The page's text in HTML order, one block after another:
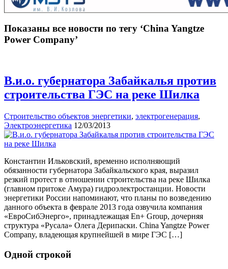
Показаны все новости по тегу ‘China Yangtze
Power Company’
В.и.о. губернатора Забайкалья против
строительства ГЭС на реке Шилка
Строительство объектов энергетики, электрогенерация,
Электроэнергетика 12/03/2013
Константин Ильковский, временно исполняющий
обязанности губернатора Забайкальского края, выразил
резкий протест в отношении строительства на реке Шилка
(главном притоке Амура) гидроэлектростанции. Новости
энергетики России напоминают, что планы по возведению
данного объекта в феврале 2013 года озвучила компания
«ЕвроСибЭнерго», принадлежащая En+ Group, дочерняя
структура «Русала» Олега Дерипаски. China Yangtze Power
Company, владеющая крупнейшей в мире ГЭС […]
Одной строкой